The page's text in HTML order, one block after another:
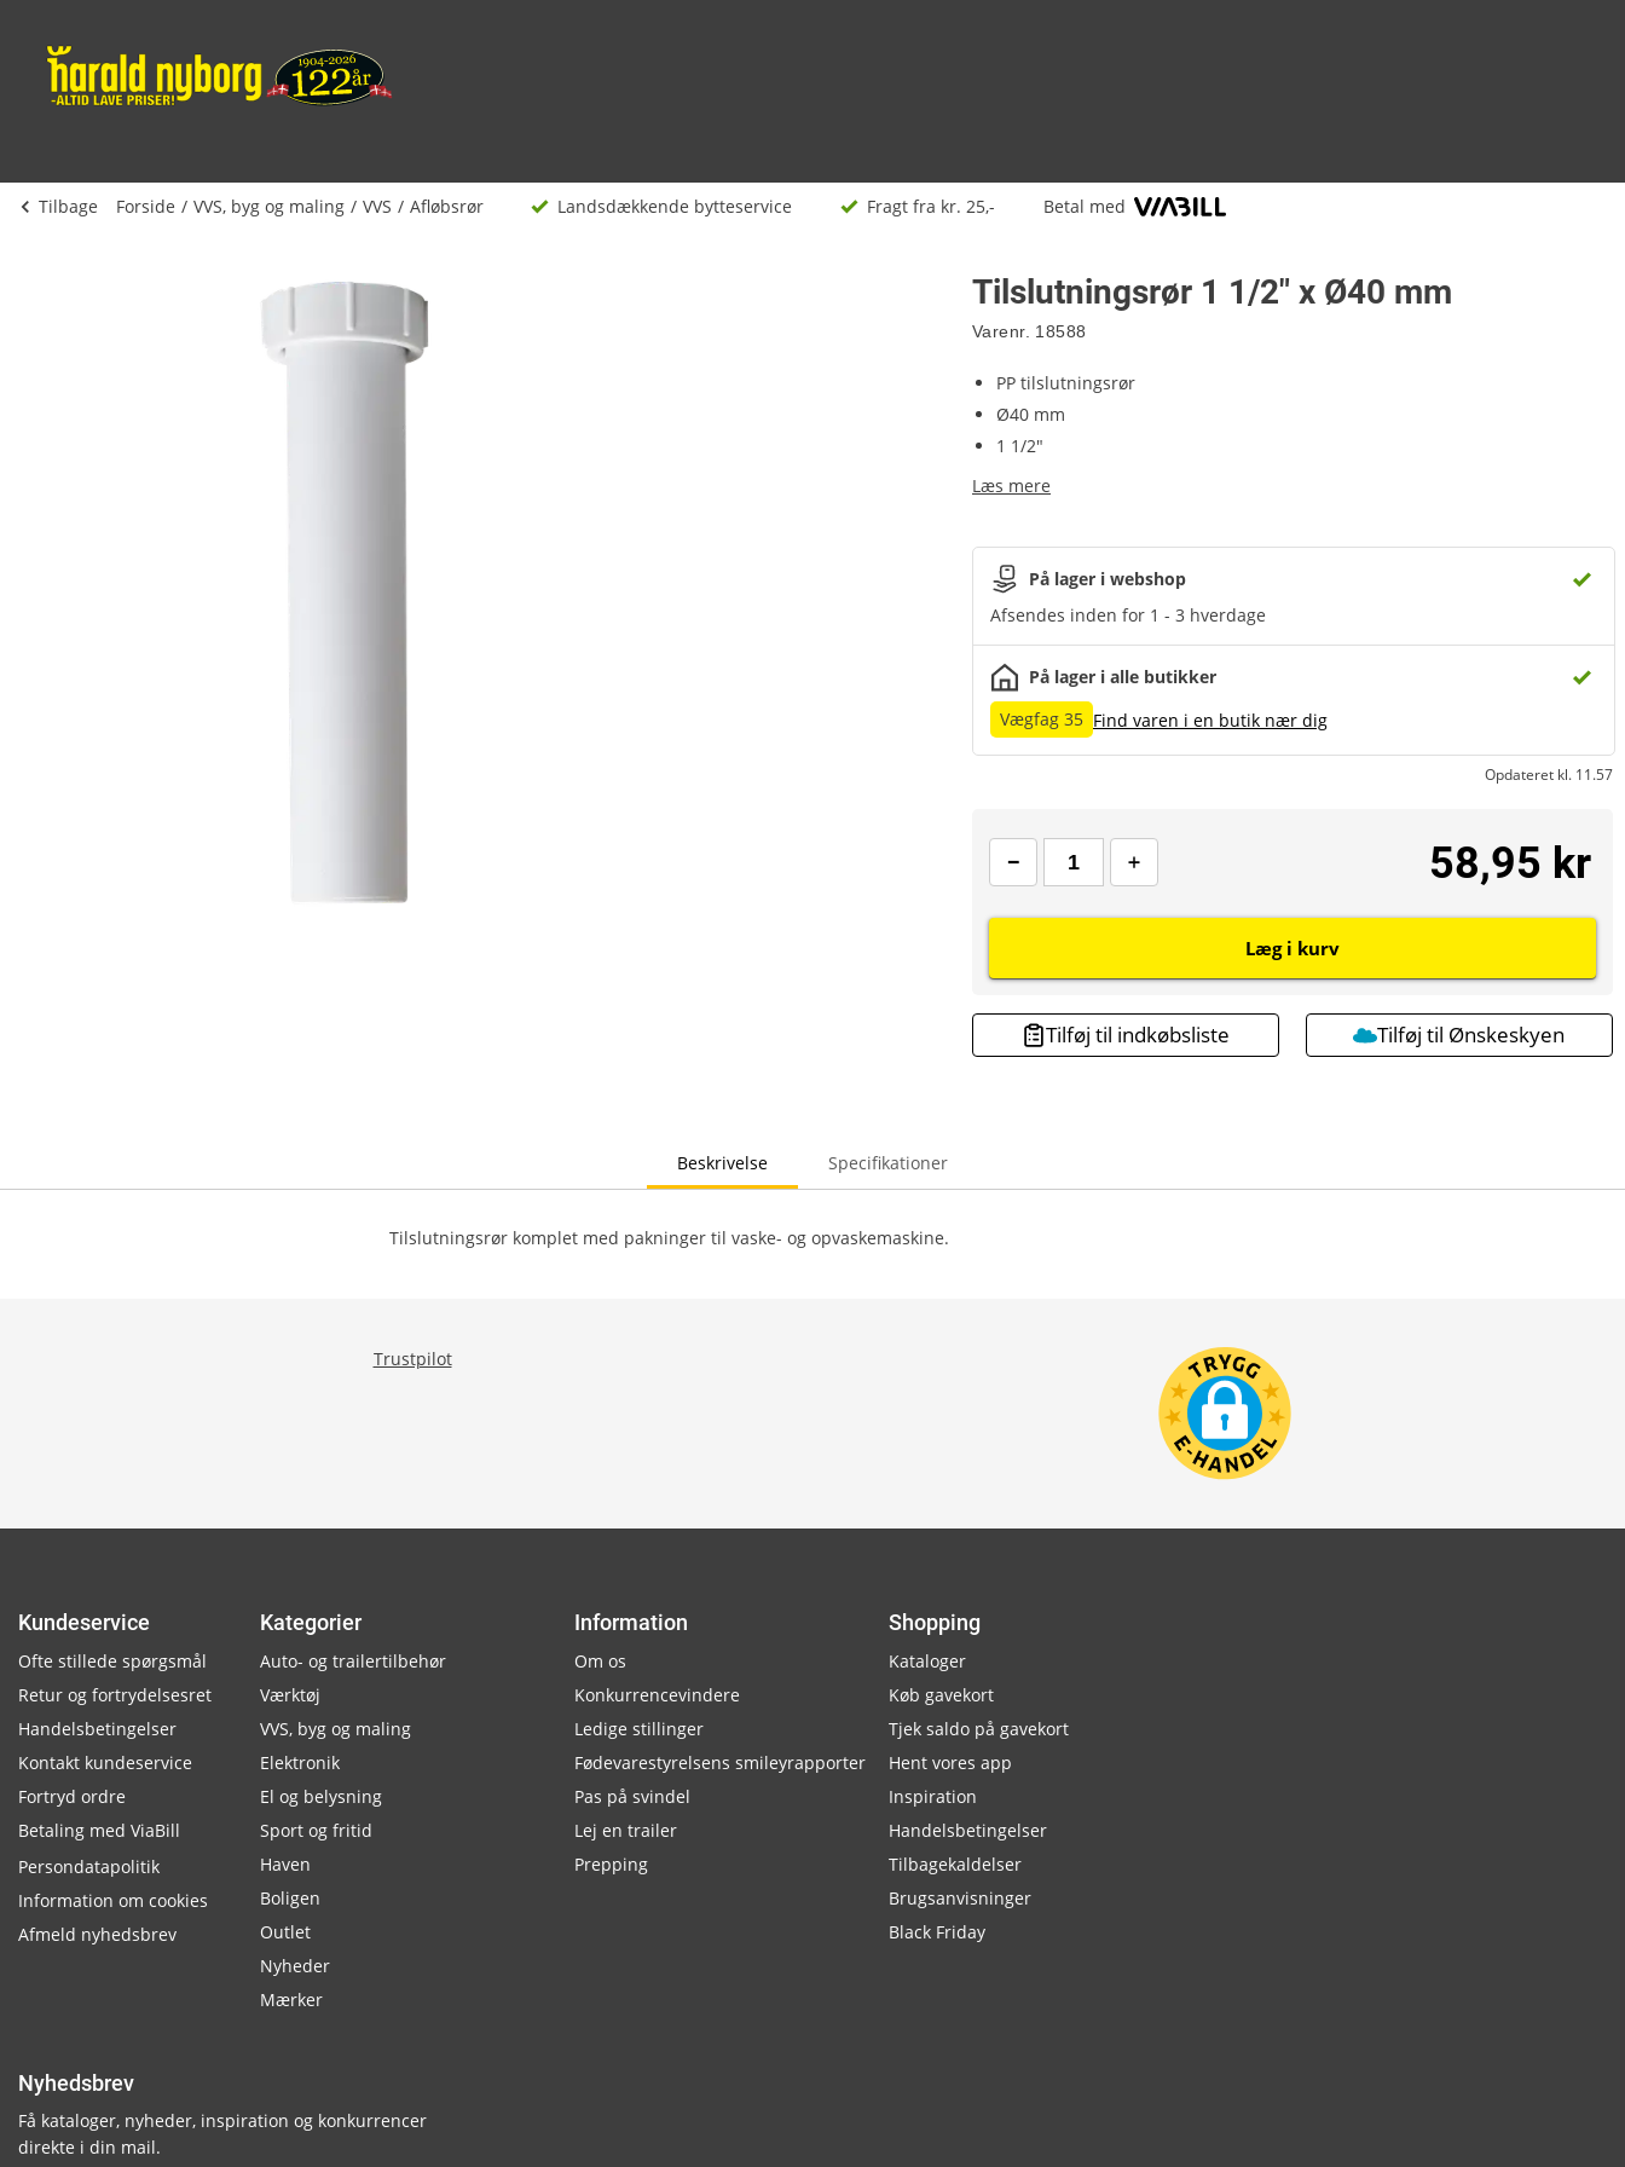
Tilbage Forside VVS, byg og maling VVS Afløbsrør Landsdækkende bytteservice Fragt fra kr. 25,- Betal med
Tilslutningsrør 1 1/2" x Ø40 mm
Varenr. 18588
PP tilslutningsrør
Ø40 mm
1 1/2"
Læs mere
På lager i webshop
Afsendes inden for 1 - 3 hverdage
På lager i alle butikker
Vægfag 35 Find varen i en butik nær dig
Opdateret kl. 11.57
58,95 kr
Læg i kurv
Tilføj til indkøbsliste Tilføj til Ønskeskyen
Beskrivelse Specifikationer
Tilslutningsrør komplet med pakninger til vaske- og opvaskemaskine.
Trustpilot
Kundeservice
Ofte stillede spørgsmål
Retur og fortrydelsesret
Handelsbetingelser
Kontakt kundeservice
Fortryd ordre
Betaling med ViaBill
Persondatapolitik
Information om cookies
Afmeld nyhedsbrev
Kategorier
Auto- og trailertilbehør
Værktøj
VVS, byg og maling
Elektronik
El og belysning
Sport og fritid
Haven
Boligen
Outlet
Nyheder
Mærker
Information
Om os
Konkurrencevindere
Ledige stillinger
Fødevarestyrelsens smileyrapporter
Pas på svindel
Lej en trailer
Prepping
Shopping
Kataloger
Køb gavekort
Tjek saldo på gavekort
Hent vores app
Inspiration
Handelsbetingelser
Tilbagekaldelser
Brugsanvisninger
Black Friday
Nyhedsbrev
Få kataloger, nyheder, inspiration og konkurrencer
direkte i din mail.